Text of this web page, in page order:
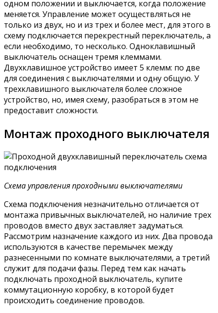
одном положении и выключается, когда положение
меняется. Управление может осуществляться не
только из двух, но и из трех и более мест, для этого в
схему подключается перекрестный переключатель, а
если необходимо, то несколько. Одноклавишный
выключатель оснащен тремя клеммами.
Двухклавишное устройство имеет 5 клемм: по две
для соединения с выключателями и одну общую. У
трехклавишного выключателя более сложное
устройство, но, имея схему, разобраться в этом не
предоставит сложности.
Монтаж проходного выключателя
Схема управления проходными выключателями
Схема подключения незначительно отличается от
монтажа привычных выключателей, но наличие трех
проводов вместо двух заставляет задуматься.
Рассмотрим назначение каждого из них. Два провода
используются в качестве перемычек между
разнесенными по комнате выключателями, а третий
служит для подачи фазы. Перед тем как начать
подключать проходной выключатель, купите
коммутационную коробку, в которой будет
происходить соединение проводов.